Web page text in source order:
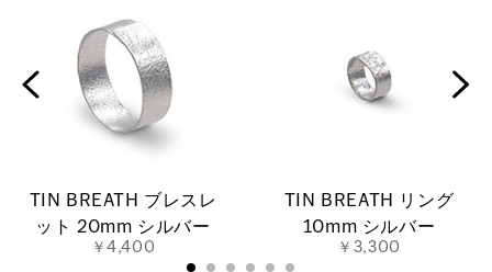
TIN BREATH ブレスレ
ット 20mm シルバー
￥4,400
TIN BREATH リング
10mm シルバー
￥3,300